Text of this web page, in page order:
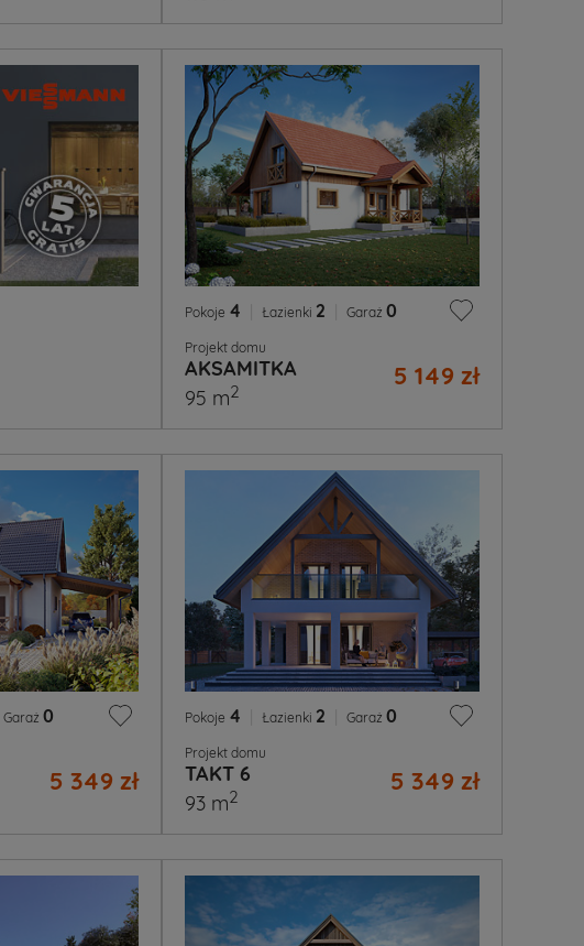
Pokoje 4 Łazienki 2 Garaż 0
Projekt domu
AKSAMITKA 5 149 zł
95 m2
Garaż 0
5 349 zł
Pokoje 4 Łazienki 2 Garaż 0
Projekt domu
TAKT 6 5 349 zł
93 m2